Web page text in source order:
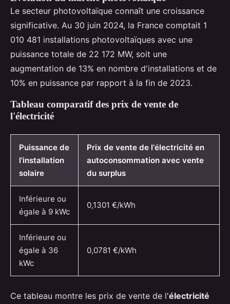
Le secteur photovoltaïque connaît une croissance
significative. Au 30 juin 2024, la France comptait 1
010 481 installations photovoltaïques avec une
puissance totale de 22 172 MW, soit une
augmentation de 13% en nombre d'installations et de
10% en puissance par rapport à la fin de 2023.
Tableau comparatif des prix de vente de
l'électricité
Puissance de
l'installation
solaire
Prix de vente de l'électricité en
autoconsommation avec vente
du surplus
Inférieure ou
égale à 9 kWc
0,1301 €/kWh
Inférieure ou
égale à 36
kWc
0,0781 €/kWh
Ce tableau montre les prix de vente de l'électricité